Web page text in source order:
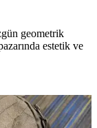
geometrik
estetik ve